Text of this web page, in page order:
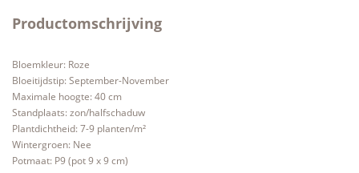
Productomschrijving
Bloemkleur: Roze
Bloeitijdstip: September-November
Maximale hoogte: 40 cm
Standplaats: zon/halfschaduw
Plantdichtheid: 7-9 planten/m²
Wintergroen: Nee
Potmaat: P9 (pot 9 x 9 cm)